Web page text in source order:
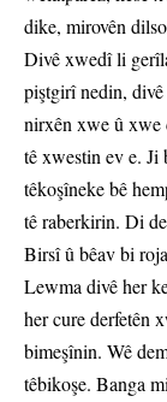
dike, mirovên
Divê xwedî li
piştgirî nedin,
nirxên xwe û xwe
tê xwestin ev e. Ji
têkoşîneke bê
tê raberkirin. Di
Birsî û bêav bi
Lewma divê her
her cure derfetên
bimeşînin. Wê
têbikoşe. Banga